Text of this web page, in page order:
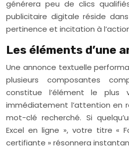
générera peu de clics
publicitaire digitale réside
pertinence et incitation à
Les éléments d’une
Une annonce textuelle
plusieurs composantes
constitue l’élément le
immédiatement l’attention en
mot-clé recherché. Si
Excel en ligne », votre titre «
certifiante » résonnera